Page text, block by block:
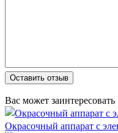
Оставить отзыв
Вас может заинтересовать
Окрасочный аппарат с